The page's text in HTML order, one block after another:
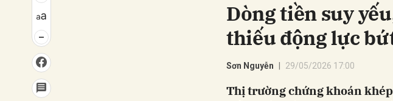
Dòng tiền suy
thiếu động lực
Sơn Nguyễn 29/05/2026 17:00
Thị trường chứng khoán